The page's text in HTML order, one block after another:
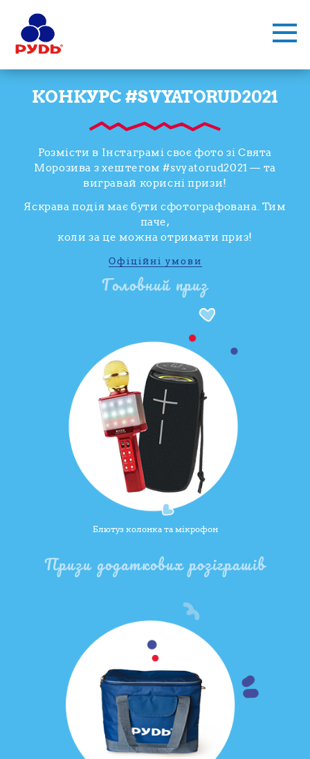
КОНКУРС #SVYATORUD2021
Розмісти в Інстаграмі своє фото зі Свята
Морозива з хештегом #svyatorud2021 — та
вигравай корисні призи!
Яскрава подія має бути сфотографована. Тим
паче,
коли за це можна отримати приз!
Офіційні умови
Головний приз
Блютуз колонка та мікрофон
Призи додаткових розіграшів